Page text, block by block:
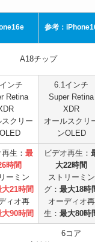
参考：
A18チップ
ンチ
Retina
スクリー
6.1インチ
Super Retina
XDR
オールスクリ
ンOLED
再生：最
時間
ーミン
大21時間
ィオ再
大90時間
ビデオ再生：
大22時間
ストリーミン
グ： 最大18時
オーディオ再
生： 最大80時
6コア